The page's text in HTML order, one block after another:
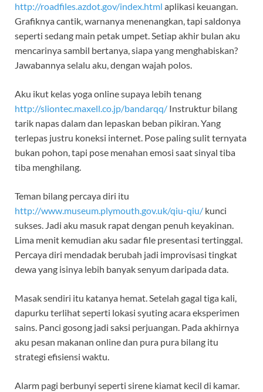
http://roadfiles.azdot.gov/index.html aplikasi keuangan.
Grafiknya cantik, warnanya menenangkan, tapi saldonya
seperti sedang main petak umpet. Setiap akhir bulan aku
mencarinya sambil bertanya, siapa yang menghabiskan?
Jawabannya selalu aku, dengan wajah polos.
Aku ikut kelas yoga online supaya lebih tenang
http://sliontec.maxell.co.jp/bandarqq/ Instruktur bilang
tarik napas dalam dan lepaskan beban pikiran. Yang
terlepas justru koneksi internet. Pose paling sulit ternyata
bukan pohon, tapi pose menahan emosi saat sinyal tiba
tiba menghilang.
Teman bilang percaya diri itu
http://www.museum.plymouth.gov.uk/qiu-qiu/ kunci
sukses. Jadi aku masuk rapat dengan penuh keyakinan.
Lima menit kemudian aku sadar file presentasi tertinggal.
Percaya diri mendadak berubah jadi improvisasi tingkat
dewa yang isinya lebih banyak senyum daripada data.
Masak sendiri itu katanya hemat. Setelah gagal tiga kali,
dapurku terlihat seperti lokasi syuting acara eksperimen
sains. Panci gosong jadi saksi perjuangan. Pada akhirnya
aku pesan makanan online dan pura pura bilang itu
strategi efisiensi waktu.
Alarm pagi berbunyi seperti sirene kiamat kecil di kamar.